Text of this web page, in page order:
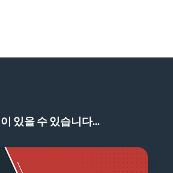
있을 수 있습니다...